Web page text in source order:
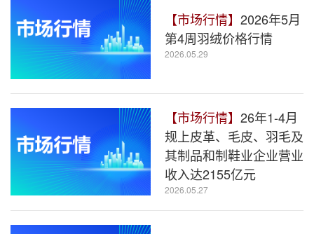
【市场行情】 2026年5月
第4周羽绒价格行情
2026.05.29
【市场行情】 26年1-4月
规上皮革、毛皮、羽毛及
其制品和制鞋业企业营业
收入达2155亿元
2026.05.27